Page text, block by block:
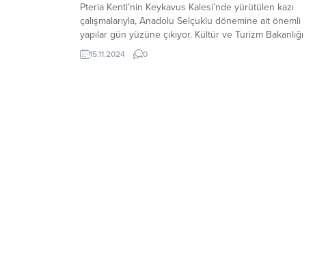
Pteria Kenti’nin Keykavus Kalesi’nde yürütülen kazı
çalışmalarıyla, Anadolu Selçuklu dönemine ait önemli
yapılar gün yüzüne çıkıyor. Kültür ve Turizm Bakanlığı
tarafından desteklenen “Geleceğe Miras” projesi
kapsamında, Yozgat Valiliği öncülüğünde başlatılan kazı
15.11.2024 0